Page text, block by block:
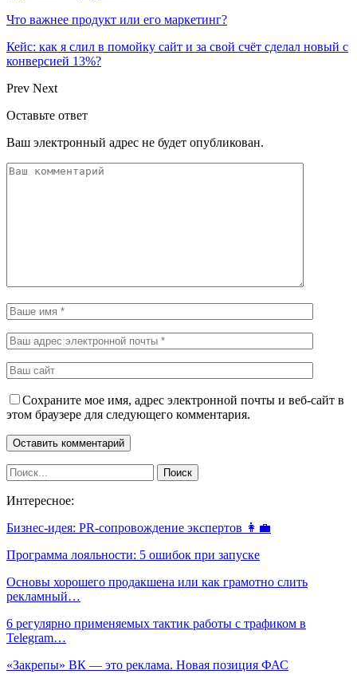
Что важнее продукт или его маркетинг?
Кейс: как я слил в помойку сайт и за свой счёт сделал новый с
конверсией 13%?
Prev Next
Оставьте ответ
Ваш электронный адрес не будет опубликован.
Сохраните мое имя, адрес электронной почты и веб-сайт в
этом браузере для следующего комментария.
Интересное:
Бизнес-идея: PR-сопровождение экспертов 👩‍💼
Программа лояльности: 5 ошибок при запуске
Основы хорошего продакшена или как грамотно слить
рекламный…
6 регулярно применяемых тактик работы с трафиком в
Telegram…
«Закрепы» ВК — это реклама. Новая позиция ФАС